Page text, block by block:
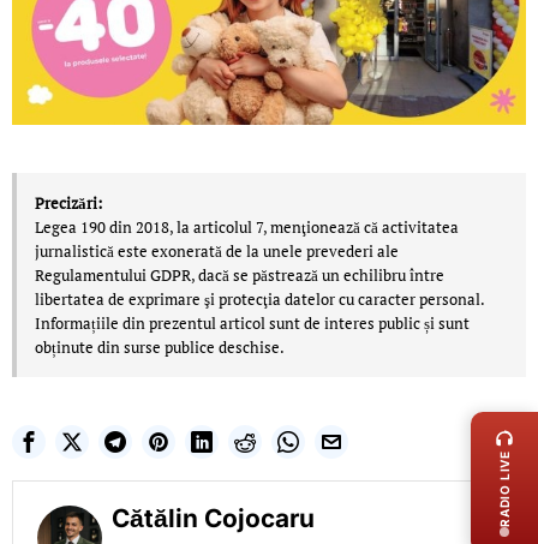
Precizări:
Legea 190 din 2018, la articolul 7, menţionează că activitatea
jurnalistică este exonerată de la unele prevederi ale
Regulamentului GDPR, dacă se păstrează un echilibru între
libertatea de exprimare şi protecţia datelor cu caracter personal.
Informațiile din prezentul articol sunt de interes public și sunt
obținute din surse publice deschise.
Cătălin Cojocaru RADIO LIVE